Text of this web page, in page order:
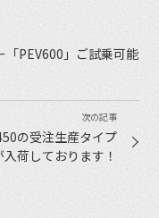
「PEV600」ご試乗可能
の受注生産タイプ
荷しております！